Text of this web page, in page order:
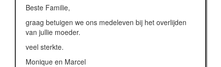
Beste Familie,
graag betuigen we ons medeleven bij het overlijden
van jullie moeder.
veel sterkte.
Monique en Marcel